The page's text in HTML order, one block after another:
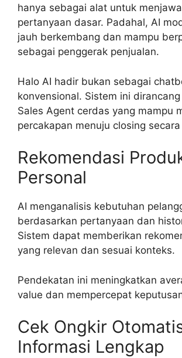
hanya sebagai alat untuk
pertanyaan dasar. Padahal, AI
jauh berkembang dan mampu
sebagai penggerak penjualan.
Halo AI hadir bukan sebagai
konvensional. Sistem ini
Sales Agent cerdas yang mampu
percakapan menuju closing
Rekomendasi
Personal
AI menganalisis kebutuhan
berdasarkan pertanyaan dan
Sistem dapat memberikan
yang relevan dan sesuai konteks.
Pendekatan ini meningkatkan
value dan mempercepat
Cek Ongkir
Informasi Lengkap